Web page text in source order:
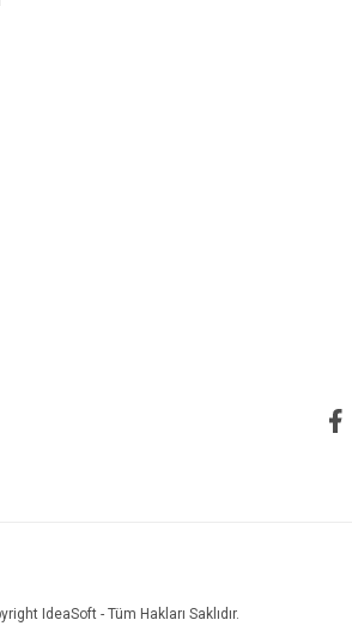
IdeaSoft - Tüm Hakları Saklıdır.